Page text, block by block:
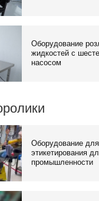
Оборудование
жидкостей с
насосом
Оборудование
этикетирования
промышленности